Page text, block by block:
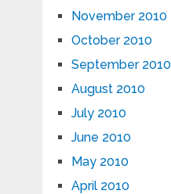
November 2010
October 2010
September 2010
August 2010
July 2010
June 2010
May 2010
April 2010